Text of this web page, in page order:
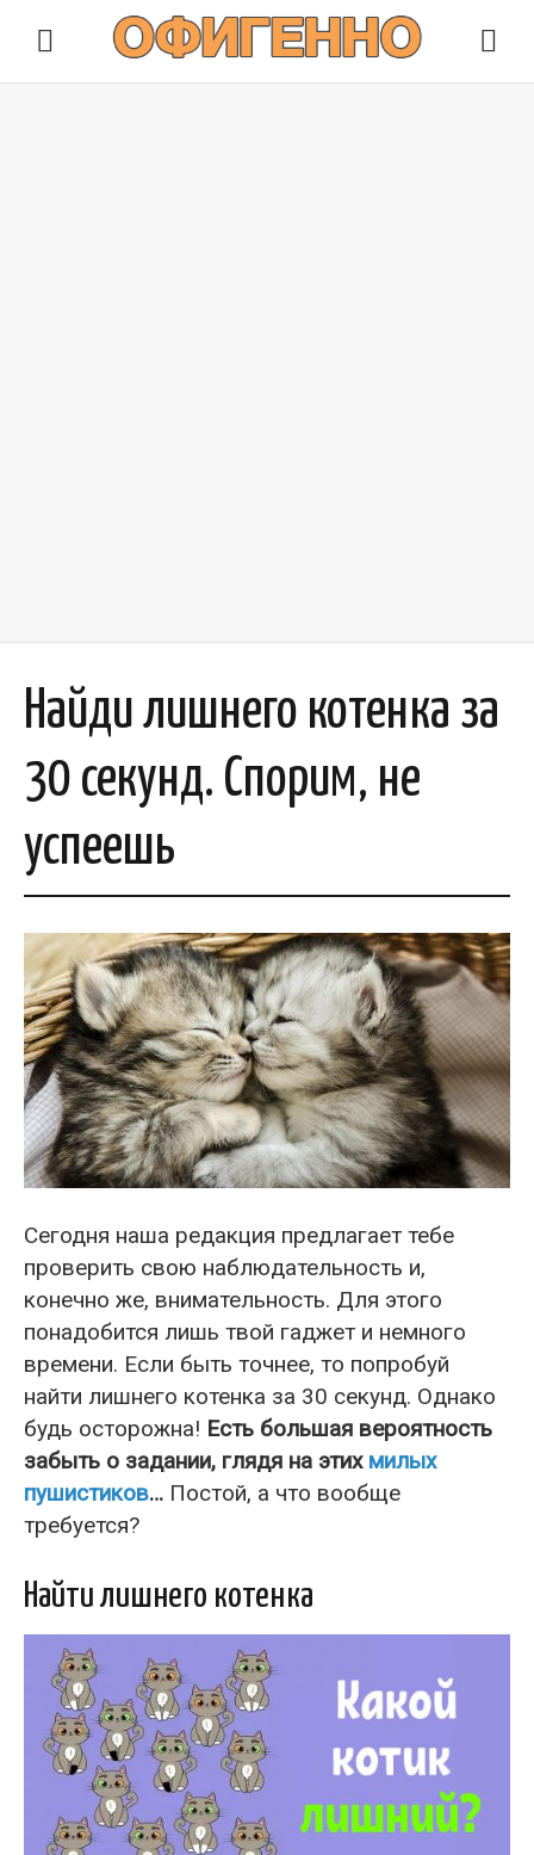
Найди лишнего котенка за
30 секунд. Спорим, не
успеешь
Сегодня наша редакция предлагает тебе
проверить свою наблюдательность и,
конечно же, внимательность. Для этого
понадобится лишь твой гаджет и немного
времени. Если быть точнее, то попробуй
найти лишнего котенка за 30 секунд. Однако
будь осторожна! Есть большая вероятность
забыть о задании, глядя на этих милых
пушистиков… Постой, а что вообще
требуется?
Найти лишнего котенка